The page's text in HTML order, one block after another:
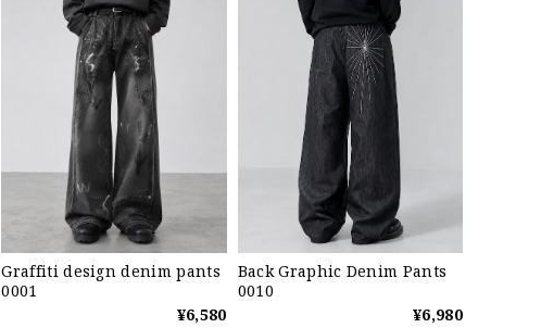
Graffiti design denim pants
0001
¥6,580
Back Graphic Denim Pants
0010
¥6,980